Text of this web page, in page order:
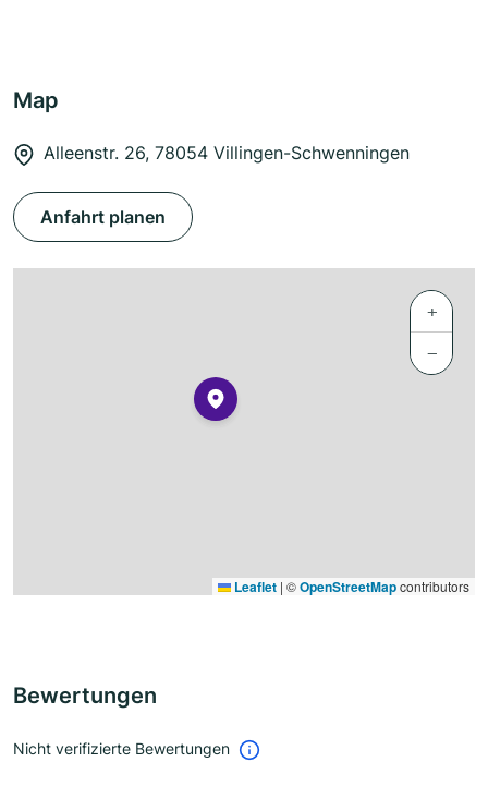
Map
Alleenstr. 26, 78054 Villingen-Schwenningen
Anfahrt planen
+
−
Leaflet | ©OpenStreetMapcontributors
Bewertungen
Nicht verifizierte Bewertungen